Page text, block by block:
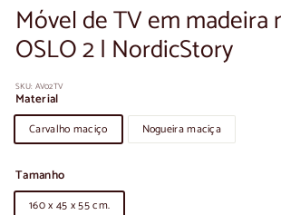
Móvel de TV em madeira
OSLO 2 | NordicStory
SKU: AV02TV
Material
Carvalho maciço Nogueira maciça
Tamanho
160 x 45 x 55 cm.